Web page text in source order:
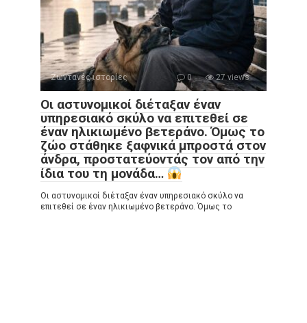
Ζωντανές ιστορίες 0 27 views
Οι αστυνομικοί διέταξαν έναν
υπηρεσιακό σκύλο να επιτεθεί σε
έναν ηλικιωμένο βετεράνο. Όμως το
ζώο στάθηκε ξαφνικά μπροστά στον
άνδρα, προστατεύοντάς τον από την
ίδια του τη μονάδα…
Οι αστυνομικοί διέταξαν έναν υπηρεσιακό σκύλο να
επιτεθεί σε έναν ηλικιωμένο βετεράνο. Όμως το